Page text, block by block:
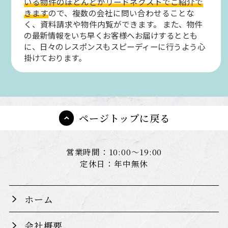
きますので、複数の会社に問い合わせることな
く、資料請求や物件内覧ができます。
また、物件
の最新情報をいち早くお客様へお届けするととも
に、日々のレスポンスもスピーディーに行うよう心
掛けております。
ページトップに戻る
営業時間：10:00～19:00
定休日：年中無休
ホーム
会社概要